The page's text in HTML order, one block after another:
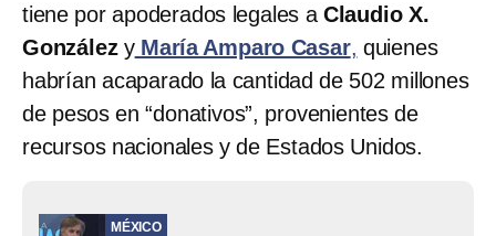
tiene por apoderados legales a Claudio X.
González y María Amparo Casar, quienes
habrían acaparado la cantidad de 502 millones
de pesos en “donativos”, provenientes de
recursos nacionales y de Estados Unidos.
MÉXICO